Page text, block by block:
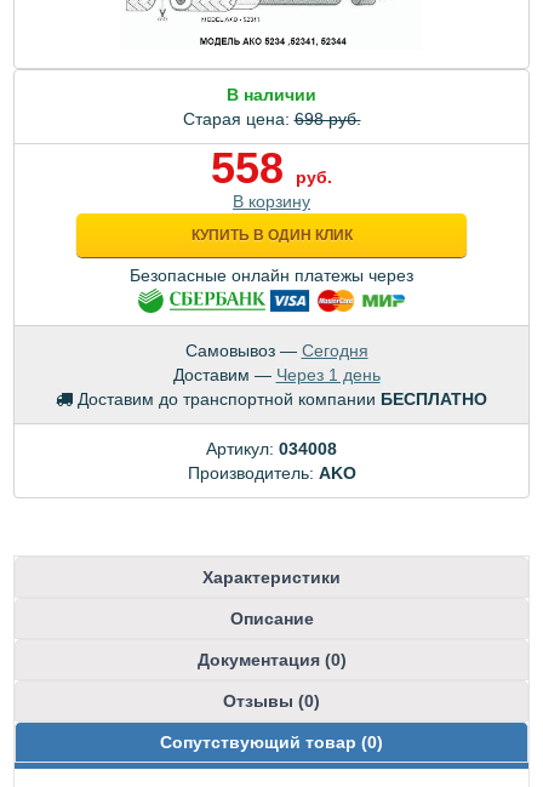
В наличии
Старая цена:698 руб.
558
руб.
В корзину
КУПИТЬ В ОДИН КЛИК
Безопасные онлайн платежы через
Самовывоз — Сегодня
Доставим — Через 1 день
Доставим до транспортной компании БЕСПЛАТНО
Артикул: 034008
Производитель: AKO
Характеристики
Описание
Документация (0)
Отзывы (0)
Сопутствующий товар (0)